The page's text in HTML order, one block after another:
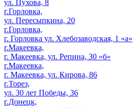
ул. Пухова, 8
г.Горловка,
ул. Пересыпкина, 20
г.Горловка,
г. Горловка ул. Хлебозаводская, 1 «а»
г.Макеевка,
г. Макеевка, ул. Репина, 30 «б»
г.Макеевка,
г. Макеевка, ул. Кирова, 86
г.Торез,
ул. 30 лет Победы, 36
г.Донецк,